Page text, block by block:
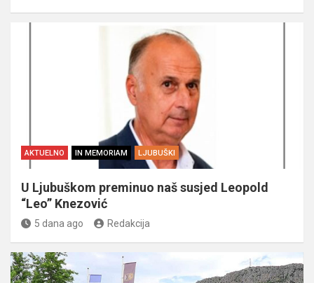
AKTUELNO IN MEMORIAM LJUBUŠKI
U Ljubuškom preminuo naš susjed Leopold
“Leo” Knezović
5 dana ago Redakcija